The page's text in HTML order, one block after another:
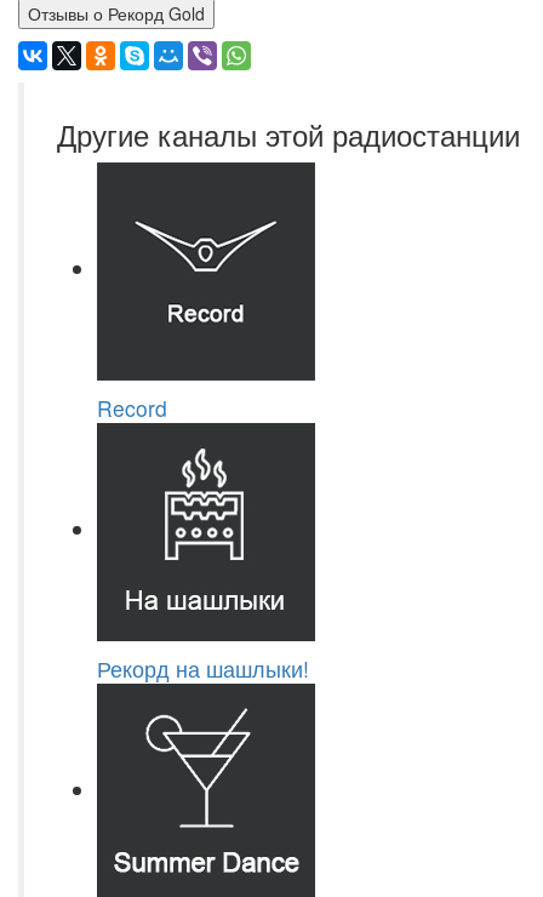
Отзывы о Рекорд Gold
Другие каналы этой радиостанции
Record
Рекорд на шашлыки!